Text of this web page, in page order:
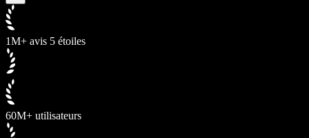
1M+ avis 5 étoiles
60M+ utilisateurs